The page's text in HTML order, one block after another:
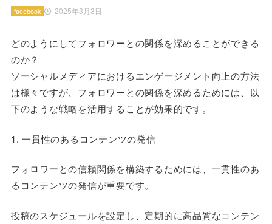
2025年3月3日
facebook
どのようにしてフォロワーとの関係を深めることができる
のか？
ソーシャルメディアにおけるエンゲージメント向上の方法
は様々ですが、フォロワーとの関係を深めるためには、以
下のような戦略を活用することが効果的です。
1. 一貫性のあるコンテンツの発信
フォロワーとの信頼関係を構築するためには、一貫性のあ
るコンテンツの発信が重要です。
投稿のスケジュールを設定し、定期的に高品質なコンテン